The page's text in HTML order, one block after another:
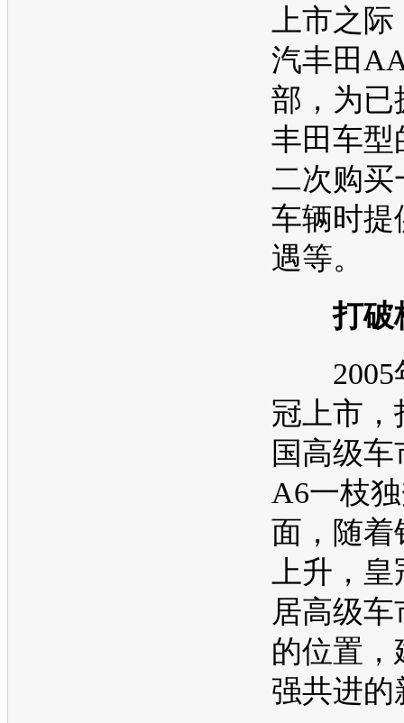
上市之
汽丰田
部，为已
丰田车型
二次购买
车辆时提
遇等。
打破
2005
冠 上市
国高级车
A6一枝
面，随着
上升， 皇
居高级
的位置，
强共进的